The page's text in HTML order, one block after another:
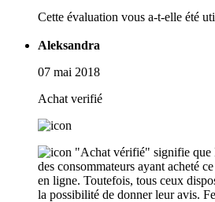
Cette évaluation vous a-t-elle été
Aleksandra
07 mai 2018
Achat verifié
"Achat vérifié" signifie que
des consommateurs ayant acheté
en ligne. Toutefois, tous ceux
la possibilité de donner leur avis.